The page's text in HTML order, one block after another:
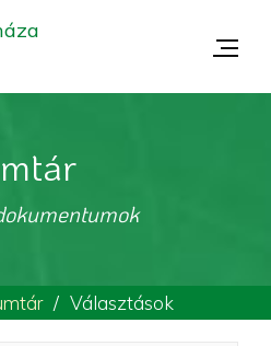
Választások